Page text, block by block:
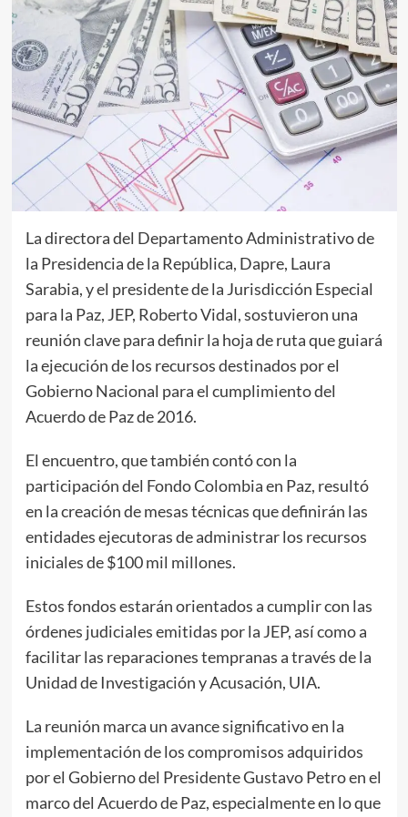
La directora del Departamento Administrativo de
la Presidencia de la República, Dapre, Laura
Sarabia, y el presidente de la Jurisdicción Especial
para la Paz, JEP, Roberto Vidal, sostuvieron una
reunión clave para definir la hoja de ruta que guiará
la ejecución de los recursos destinados por el
Gobierno Nacional para el cumplimiento del
Acuerdo de Paz de 2016.
El encuentro, que también contó con la
participación del Fondo Colombia en Paz, resultó
en la creación de mesas técnicas que definirán las
entidades ejecutoras de administrar los recursos
iniciales de $100 mil millones.
Estos fondos estarán orientados a cumplir con las
órdenes judiciales emitidas por la JEP, así como a
facilitar las reparaciones tempranas a través de la
Unidad de Investigación y Acusación, UIA.
La reunión marca un avance significativo en la
implementación de los compromisos adquiridos
por el Gobierno del Presidente Gustavo Petro en el
marco del Acuerdo de Paz, especialmente en lo que